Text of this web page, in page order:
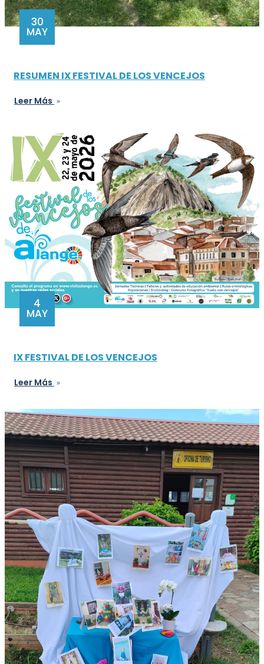
30
MAY
RESUMEN IX FESTIVAL DE LOS VENCEJOS
Leer Más
4
MAY
IX FESTIVAL DE LOS VENCEJOS
Leer Más